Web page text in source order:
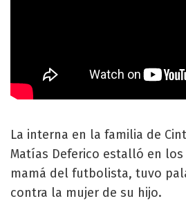
La interna en la familia de
Matías Deferico estalló en
mamá del futbolista, tuvo
contra la mujer de su hijo.